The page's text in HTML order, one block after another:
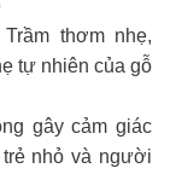
thơm nhẹ,
tự nhiên của gỗ
gây cảm giác
nhỏ và người